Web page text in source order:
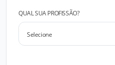
QUAL SUA PROFISSÃO?